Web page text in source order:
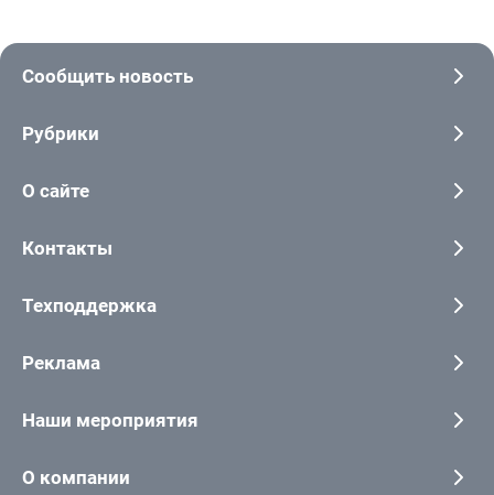
Сообщить новость
Рубрики
О сайте
Контакты
Техподдержка
Реклама
Наши мероприятия
О компании